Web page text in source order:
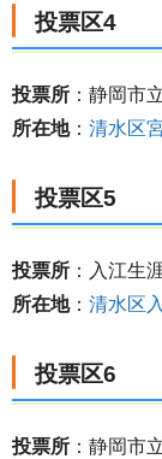
投票区4
投票所 ：静岡市
所在地： 清水区
投票区5
投票所 ：入江生
所在地： 清水区
投票区6
投票所 ：静岡市